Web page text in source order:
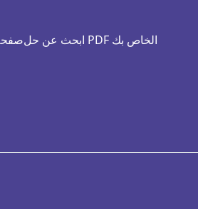
ابحث عن حل PDF الخاص بك